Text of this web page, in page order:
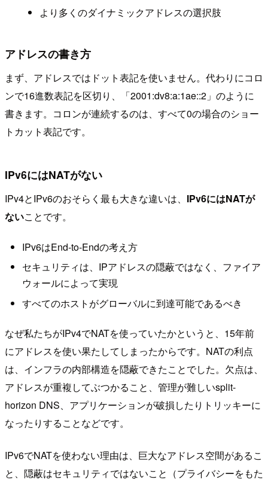
より多くのダイナミックアドレスの選択肢
アドレスの書き方
まず、アドレスではドット表記を使いません。代わりにコロ
ンで16進数表記を区切り、「2001:dv8:a:1ae::2」のように
書きます。コロンが連続するのは、すべて0の場合のショー
トカット表記です。
IPv6にはNATがない
IPv4とIPv6のおそらく最も大きな違いは、 IPv6にはNATが
ないことです。
IPv6はEnd-to-Endの考え方
セキュリティは、IPアドレスの隠蔽ではなく、ファイア
ウォールによって実現
すべてのホストがグローバルに到達可能であるべき
なぜ私たちがIPv4でNATを使っていたかというと、15年前
にアドレスを使い果たしてしまったからです。NATの利点
は、インフラの内部構造を隠蔽できたことでした。欠点は、
アドレスが重複してぶつかること、管理が難しいsplit-
horizon DNS、アプリケーションが破損したりトリッキーに
なったりすることなどです。
IPv6でNATを使わない理由は、巨大なアドレス空間があるこ
と、隠蔽はセキュリティではないこと（プライバシーをもた